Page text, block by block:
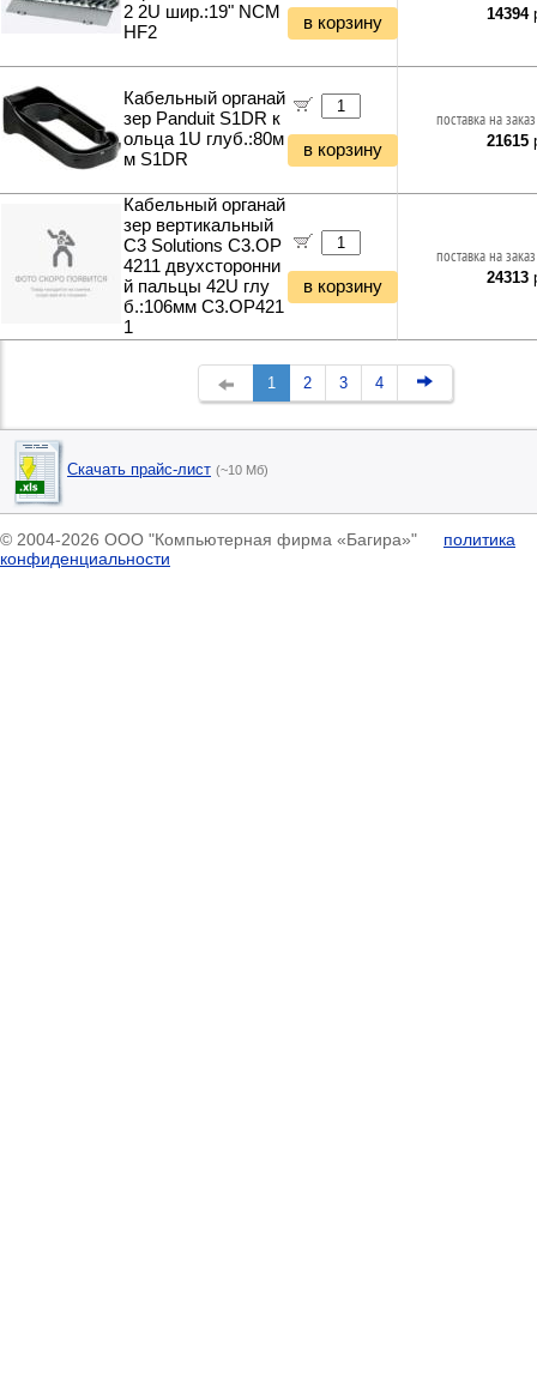
2 2U шир.:19" NCM
HF2
в корзину 14394
Кабельный органай
зер Panduit S1DR к
ольца 1U глуб.:80м
м S1DR
в корзину
поставка на
21615
Кабельный органай
зер вертикальный
C3 Solutions C3.OP
4211 двухсторонни
й пальцы 42U глу
б.:106мм C3.OP421
1
в корзину
поставка на
24313
1 2 3 4
Скачать прайс-лист (~10 Мб)
© 2004-2026 ООО "Компьютерная фирма «Багира»" политика
конфиденциальности